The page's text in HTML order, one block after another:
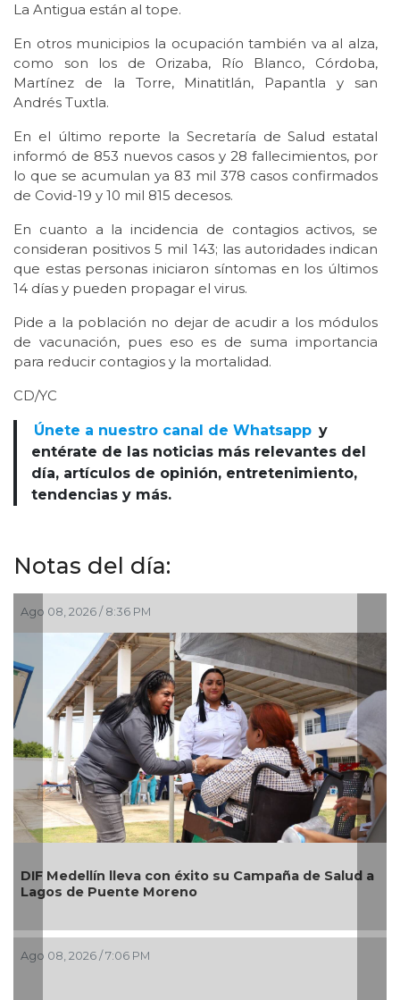
La Antigua están al tope.
En otros municipios la ocupación también va al alza,
como son los de Orizaba, Río Blanco, Córdoba,
Martínez de la Torre, Minatitlán, Papantla y san
Andrés Tuxtla.
En el último reporte la Secretaría de Salud estatal
informó de 853 nuevos casos y 28 fallecimientos, por
lo que se acumulan ya 83 mil 378 casos confirmados
de Covid-19 y 10 mil 815 decesos.
En cuanto a la incidencia de contagios activos, se
consideran positivos 5 mil 143; las autoridades indican
que estas personas iniciaron síntomas en los últimos
14 días y pueden propagar el virus.
Pide a la población no dejar de acudir a los módulos
de vacunación, pues eso es de suma importancia
para reducir contagios y la mortalidad.
CD/YC
Únete a nuestro canal de Whatsapp y
entérate de las noticias más relevantes del
día, artículos de opinión, entretenimiento,
tendencias y más.
Notas del día:
Ago 08, 2026 / 8:36 PM
DIF Medellín lleva con éxito su Campaña de Salud a
Lagos de Puente Moreno
Ago 08, 2026 / 7:06 PM